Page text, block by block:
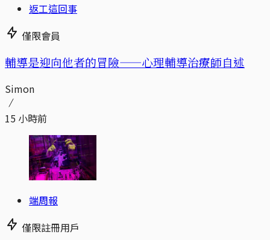
返工這回事
僅限會員
輔導是迎向他者的冒險——心理輔導治療師自述
Simon
15 小時前
端周報
僅限註冊用戶